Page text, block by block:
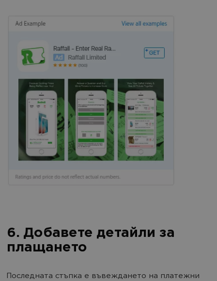
6. Добавете детайли за
плащането
Последната стъпка е въвеждането на платежни